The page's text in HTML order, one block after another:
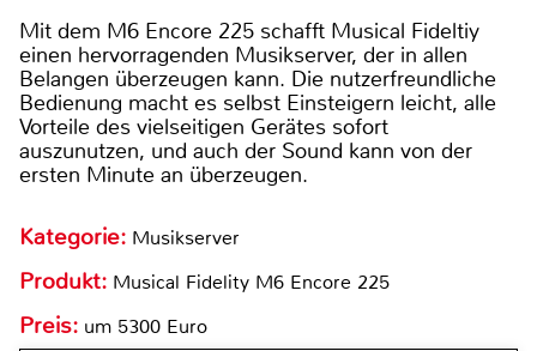
Mit dem M6 Encore 225 schafft Musical Fideltiy
einen hervorragenden Musikserver, der in allen
Belangen überzeugen kann. Die nutzerfreundliche
Bedienung macht es selbst Einsteigern leicht, alle
Vorteile des vielseitigen Gerätes sofort
auszunutzen, und auch der Sound kann von der
ersten Minute an überzeugen.
Kategorie: Musikserver
Produkt: Musical Fidelity M6 Encore 225
Preis: um 5300 Euro